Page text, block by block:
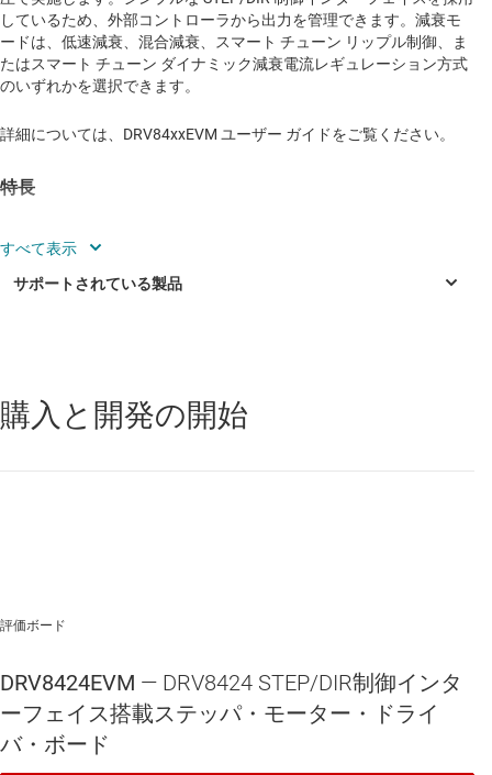
しているため、外部コントローラから出力を管理できます。減衰モ
ードは、低速減衰、混合減衰、スマート チューン リップル制御、ま
たはスマート チューン ダイナミック減衰電流レギュレーション方式
のいずれかを選択できます。
詳細については、DRV84xxEVM ユーザー ガイドをご覧ください。
特長
4.5V ～ 33V の動作電圧範囲
最大 4A のピーク電流
サ
MSP430F2617—92KB フラッシュ、8KB SRAM、12 ビット ADC、
デュアル 12 ビット DAC、I2C/SPI/UART、HW 乗算器、DMA 搭
ップ機能搭載、35V 2A バイポーラ ステッパ モーター ドライバ
購入と開発の開始
評価ボード
DRV8424EVM — DRV8424 STEP/DIR制御インタ
ーフェイス搭載ステッパ・モーター・ドライ
バ・ボード